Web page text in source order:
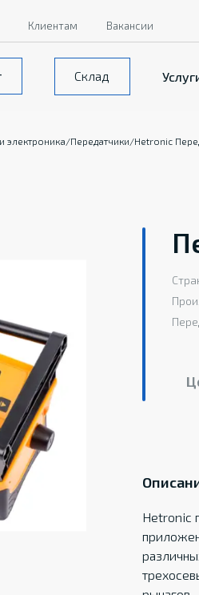
Склад
Клиентам Вакансии
электроника/Передатчики/Hetronic
Hetronic